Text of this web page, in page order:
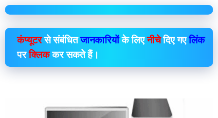
कंप्यूटरसे संबंधितजानकारियोंके लिएनीचेदिए गएलिंक
परक्लिककर सकते हैं।